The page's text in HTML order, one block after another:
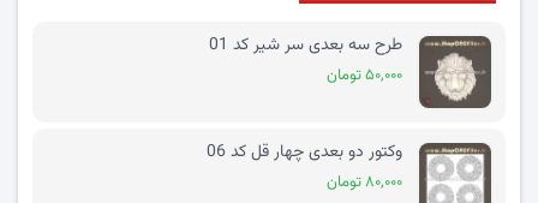
طرح سه بعدی سر شیر کد 01
۵۰,۰۰۰ تومان
وکتور دو بعدی چهار قل کد 06
۸۰,۰۰۰ تومان